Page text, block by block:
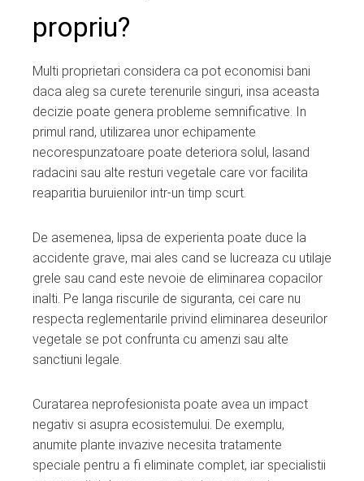
propriu?
Multi proprietari considera ca pot economisi bani
daca aleg sa curete terenurile singuri, insa aceasta
decizie poate genera probleme semnificative. In
primul rand, utilizarea unor echipamente
necorespunzatoare poate deteriora solul, lasand
radacini sau alte resturi vegetale care vor facilita
reaparitia buruienilor intr-un timp scurt.
De asemenea, lipsa de experienta poate duce la
accidente grave, mai ales cand se lucreaza cu utilaje
grele sau cand este nevoie de eliminarea copacilor
inalti. Pe langa riscurile de siguranta, cei care nu
respecta reglementarile privind eliminarea deseurilor
vegetale se pot confrunta cu amenzi sau alte
sanctiuni legale.
Curatarea neprofesionista poate avea un impact
negativ si asupra ecosistemului. De exemplu,
anumite plante invazive necesita tratamente
speciale pentru a fi eliminate complet, iar specialistii